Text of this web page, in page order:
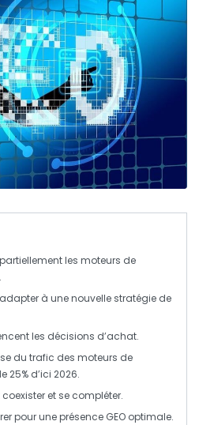
les moteurs de
à une nouvelle stratégie de
les décisions d’achat.
du trafic des moteurs de
25% d’ici 2026.
et se compléter.
pour uneprésence GEO optimale.